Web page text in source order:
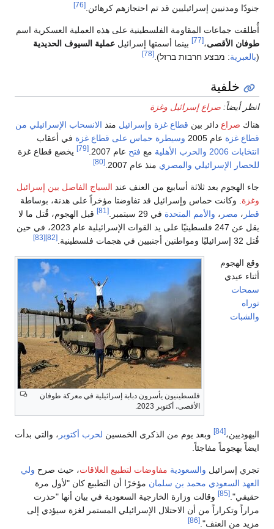
جنودًا ومدنيين إسرائيليين قد تم احتجازهم كرهائن. [76]
أُطلقت جماعات المقاومة الفلسطينية على هذه العملية العسكرية اسم
طوفان الأقصى،[77] بينما أسمتها إسرائيل عملية السيوف الحديدية
(بالعبرية: מבצע חרבות ברזל [78]
خلفية
انظر أيضاً: صراع إسرائيل وغزة
هناك صراعدائر بين قطاع غزة وإسرائيل منذ الانسحاب الإسرائيلي من
قطاع غزة عام 2005 وسيطرة حماس على قطاع غزة في أعقاب
انتخابات 2006
والحرب الأهلية مع فتح عام 2007. [79]
يخضع قطاع غزة
للحصار الإسرائيلي والمصري منذ عام 2007. [80]
جاء الهجوم بعد ثلاثة أسابيع من العنف عند السياج الفاصل بين إسرائيل
وغزة. وكانت حماس وإسرائيل قد تفاوضتا مؤخراً على هدنة، بوساطة
قطر ، مصر ، والأمم المتحدة في 29 سبتمبر. [81]
قبل الهجوم، قُتل ما لا
يقل عن 247 فلسطينيًا على يد القوات الإسرائيلية عام 2023، في حين
قُتل 32 إسرائيليًا ومواطنين أجنبيين في هجمات فلسطينية.
[82]
[83]
فلسطينيون يأسرون دبابة إسرائيلية في معركة طوفان
الأقصى، أكتوبر 2023.
وقع الهجوم
أثناء عيدي
سمحات
توراه
والشبات
اليهوديين،[84] وبعد يوم من الذكرى الخمسين لحرب أكتوبر ، والتي بدأت
ايضاً بهجوماً مفاجئاً.
تجري إسرائيل والسعودية مفاوضات لتطبيع العلاقات، حيث صرح ولي
العهد السعودي محمد بن سلمان مؤخرًا أن التطبيع كان "لأول مرة
حقيقي". [85]
وقالت وزارة الخارجية السعودية في بيان أنها "حذرت
مراراً وتكراراً من أن الاحتلال الإسرائيلي المستمر لغزة سيؤدي إلى
مزيد من العنف". [86]